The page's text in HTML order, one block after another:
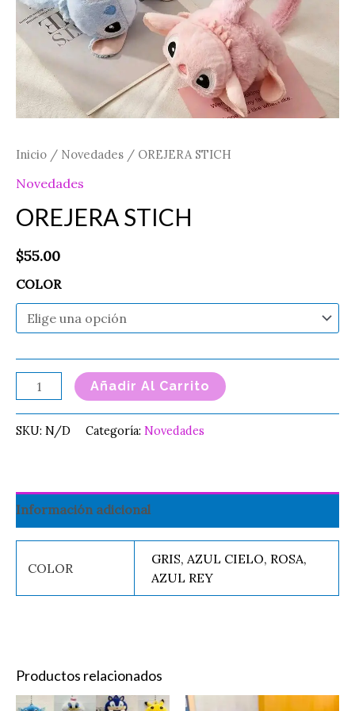
Inicio / Novedades / OREJERA STICH
Novedades
OREJERA STICH
$55.00
COLOR
Añadir Al Carrito
SKU: N/D Categoría: Novedades
Información adicional
COLOR
GRIS, AZUL CIELO, ROSA,
AZUL REY
Productos relacionados
OriginalCurrent
Este